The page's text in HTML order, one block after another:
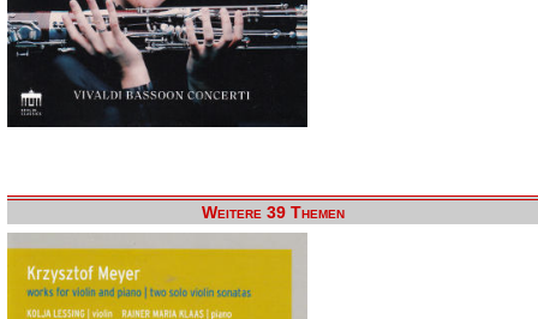
Weitere 39 Themen